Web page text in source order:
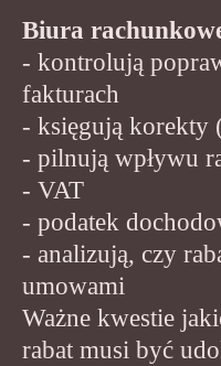
Biura
- kontrolują
fakturach
- księgują korekty
- pilnują wpływu
- VAT
- podatek
- analizują, czy
umowami
Ważne kwestie
rabat musi być